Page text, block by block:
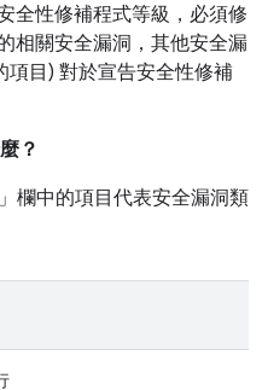
全性修補程式等級，必須修
相關安全漏洞，其他安全漏
目) 對於宣告安全性修補
？
欄中的項目代表安全漏洞類